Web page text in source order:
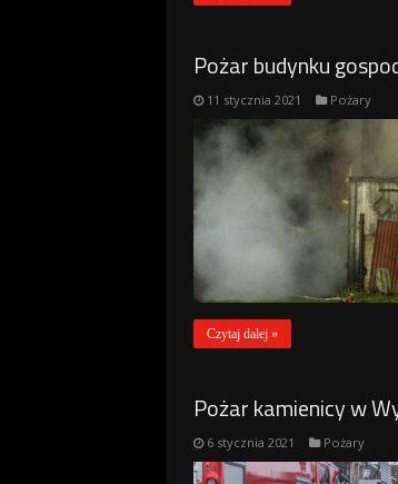
Pożar budynku
11 stycznia 2021 Pożary
Czytaj dalej »
Pożar kamienicy w
6 stycznia 2021 Pożary